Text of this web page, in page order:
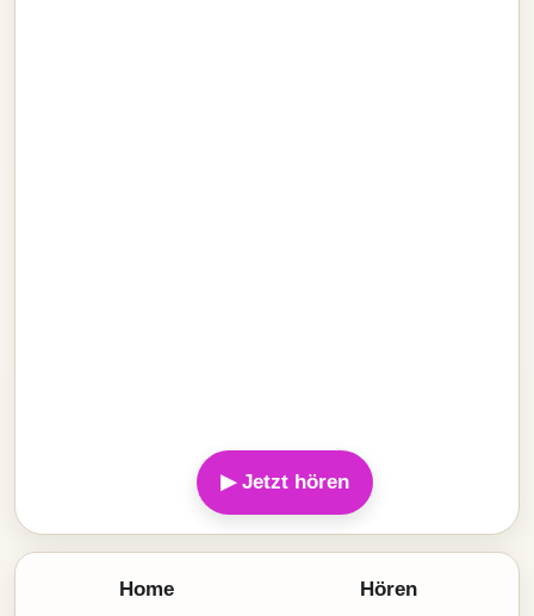
▶ Jetzt hören
Home Hören